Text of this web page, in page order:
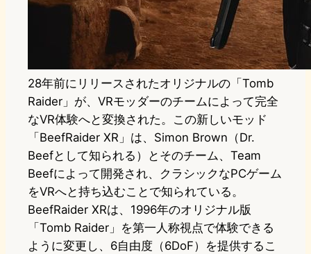
28年前にリリースされたオリジナルの「Tomb
Raider」が、VRモッダーのチームによって完全
なVR体験へと変換された。この新しいモッド
「BeefRaider XR」は、Simon Brown（Dr.
Beefとして知られる）とそのチーム、Team
Beefによって開発され、クラシックなPCゲーム
をVRへと持ち込むことで知られている。
BeefRaider XRは、1996年のオリジナル版
「Tomb Raider」を第一人称視点で体験できる
ように変更し、6自由度（6DoF）を提供するこ